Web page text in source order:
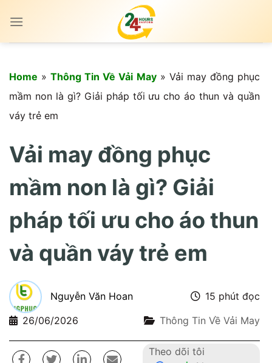
Home »Thông Tin Về Vải May» Vải may đồng phục
mầm non là gì? Giải pháp tối ưu cho áo thun và quần
váy trẻ em
Vải may đồng phục
mầm non là gì? Giải
pháp tối ưu cho áo thun
và quần váy trẻ em
Nguyễn Văn Hoan
15 phút đọc
26/06/2026
Thông Tin Về Vải May
Theo dõi tôi